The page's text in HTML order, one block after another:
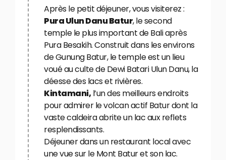
Après le petit déjeuner, vous visiterez :
Pura Ulun Danu Batur, le second
temple le plus important de Bali après
Pura Besakih. Construit dans les environs
de Gunung Batur, le temple est un lieu
voué au culte de Dewi Batari Ulun Danu, la
déesse des lacs et rivières.
Kintamani,l’un des meilleurs endroits
pour admirer le volcan actif Batur dont la
vaste caldeira abrite un lac aux reflets
resplendissants.
Déjeuner dans un restaurant local avec
une vue sur le Mont Batur et son lac.